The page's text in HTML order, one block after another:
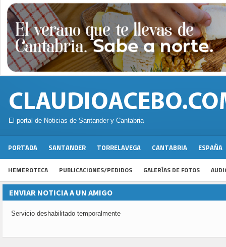
El portal de Noticias de Santander y Cantabria
PORTADA SANTANDER TORRELAVEGA CANTABRIA ESPAÑA
HEMEROTECA PUBLICACIONES/PEDIDOS GALERÍAS DE FOTOS
ENVIAR NOTICIA A UN AMIGO
Servicio deshabilitado temporalmente